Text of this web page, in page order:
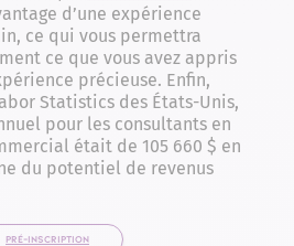
d’une expérience
ce qui vous permettra
ce que vous avez appris
précieuse. Enfin,
Statistics des États-Unis,
pour les consultants en
était de 105 660 $ en
du potentiel de revenus
PRÉ-INSCRIPTION